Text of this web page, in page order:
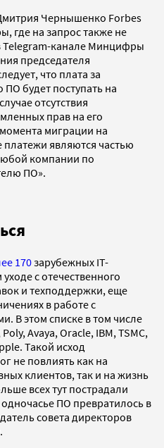
Чернышенко Forbes
где на запрос также не
Telegram-канале Минцифры
председателя
что плата за
будет поступать на
отсутствия
прав на его
миграции на
платежи являются частью
компании по
ПО».
170зарубежных IT-
с отечественного
и техподдержки, еще
в работе с
В этом списке в том числе
Avaya, Oracle, IBM, TSMC,
Такой исход
не повлиять как на
клиентов, так и на жизнь
всех тут пострадали
ПО превратилось в
совета директоров